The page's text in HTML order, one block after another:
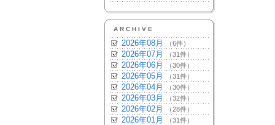
ARCHIVE
2026年08月 （6件）
2026年07月 （31件）
2026年06月 （30件）
2026年05月 （31件）
2026年04月 （30件）
2026年03月 （32件）
2026年02月 （28件）
2026年01月 （31件）